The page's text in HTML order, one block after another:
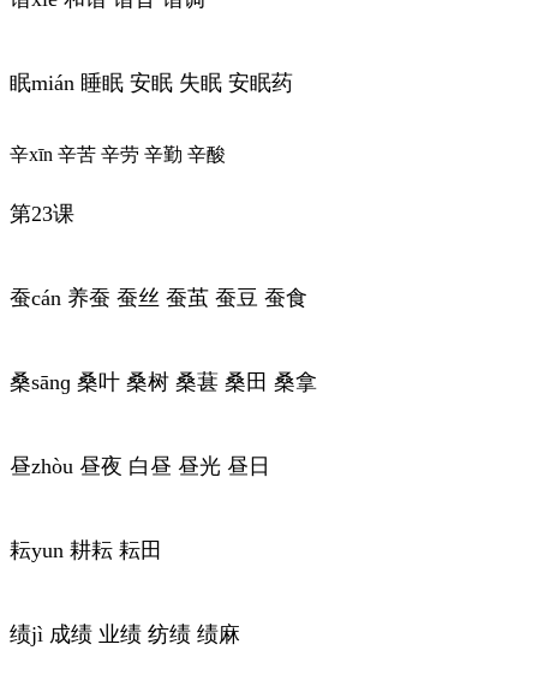
眠mián 睡眠 安眠 失眠 安眠药
辛xīn 辛苦 辛劳 辛勤 辛酸
第23课
蚕cán 养蚕 蚕丝 蚕茧 蚕豆 蚕食
桑sānɡ 桑叶 桑树 桑葚 桑田 桑拿
昼zhòu 昼夜 白昼 昼光 昼日
耘yun 耕耘 耘田
绩jì 成绩 业绩 纺绩 绩麻